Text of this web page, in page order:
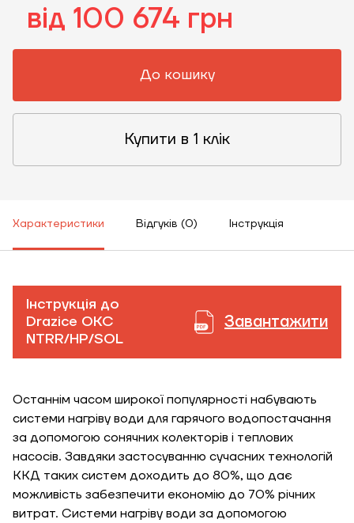
від 100 674 грн
До кошику
Купити в 1 клік
Характеристики Відгуків (0) Інструкція
Інструкція до
Drazice OKC
NTRR/HP/SOL
Завантажити
Останнім часом широкої популярності набувають
системи нагріву води для гарячого водопостачання
за допомогою сонячних колекторів і теплових
насосів. Завдяки застосуванню сучасних технологій
ККД таких систем доходить до 80%, що дає
можливість забезпечити економію до 70% річних
витрат. Системи нагріву води за допомогою
ЗАМОВИТИ ПОСЛУГУ МОНТАЖУ